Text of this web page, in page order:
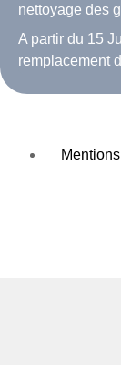
nettoyage des
A partir du 15
remplacement